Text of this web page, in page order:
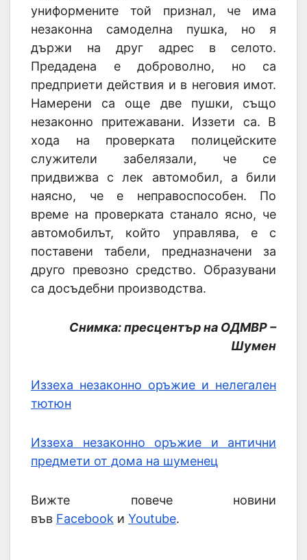
униформените той признал, че има
незаконна самоделна пушка, но я
държи на друг адрес в селото.
Предадена е доброволно, но са
предприети действия и в неговия имот.
Намерени са още две пушки, също
незаконно притежавани. Иззети са. В
хода на проверката полицейските
служители забелязали, че се
придвижва с лек автомобил, а били
наясно, че е неправоспособен. По
време на проверката станало ясно, че
автомобилът, който управлява, е с
поставени табели, предназначени за
друго превозно средство. Образувани
са досъдебни производства.
Снимка: пресцентър на ОДМВР –
Шумен
Иззеха незаконно оръжие и нелегален
тютюн
Иззеха незаконно оръжие и антични
предмети от дома на шуменец
Вижте повече новини
във Facebook и Youtube.